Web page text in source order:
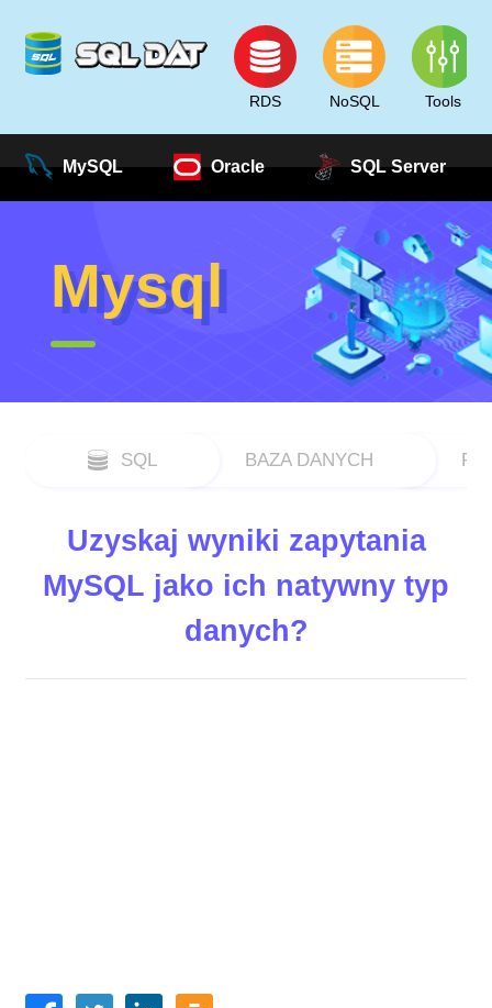
RDS NoSQL Tools
MySQL Oracle SQL Server
Mysql
SQL BAZA DANYCH
Uzyskaj wyniki zapytania
MySQL jako ich natywny typ
danych?